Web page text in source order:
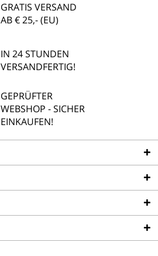
GRATIS VERSAND
AB € 25,- (EU)
IN 24 STUNDEN
VERSANDFERTIG!
GEPRÜFTER
WEBSHOP - SICHER
EINKAUFEN!